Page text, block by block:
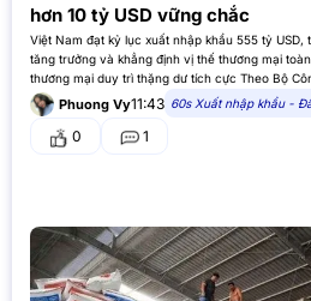
hơn 10 tỷ USD vững chắc
Việt Nam đạt kỷ lục xuất nhập khẩu 555 tỷ USD,
tăng trưởng và khẳng định vị thế thương mại
thương mại duy trì thặng dư tích cực Theo Bộ
Phuong Vy11:43 60s Xuất nhập khẩu -
0 1